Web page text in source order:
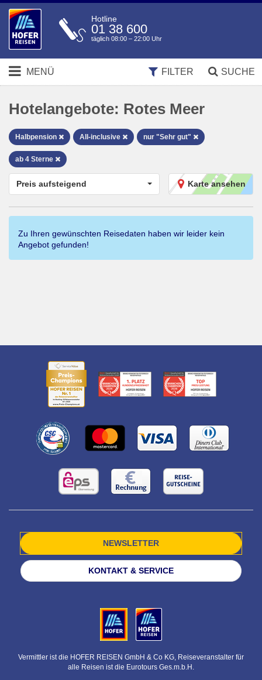
Hotline
01 38 600
täglich 08:00 – 22:00 Uhr
MENÜ SUCHE
FILTER
Hotelangebote: Rotes Meer
Halbpension All-inclusive nur "Sehr gut"
ab 4 Sterne
Karte ansehen
Preis aufsteigend
Zu Ihren gewünschten Reisedaten haben wir leider kein
Angebot gefunden!
NEWSLETTER
KONTAKT & SERVICE
Vermittler ist die HOFER REISEN GmbH & Co KG, Reiseveranstalter für
alle Reisen ist die Eurotours Ges.m.b.H.